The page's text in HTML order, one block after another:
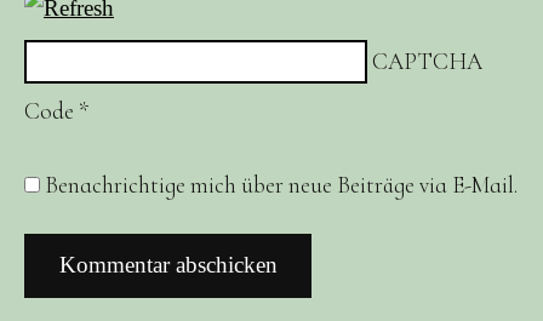
CAPTCHA
Code *
Benachrichtige mich über neue Beiträge via E-Mail.